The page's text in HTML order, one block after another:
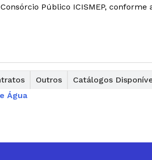
Público ICISMEP, conforme
Outros
Catálogos
Água